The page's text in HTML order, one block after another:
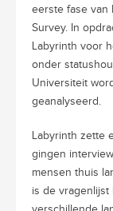
eerste fase van
Survey. In
Labyrinth voor
onder
Universiteit
geanalyseerd.
Labyrinth zette
gingen
mensen thuis
is de